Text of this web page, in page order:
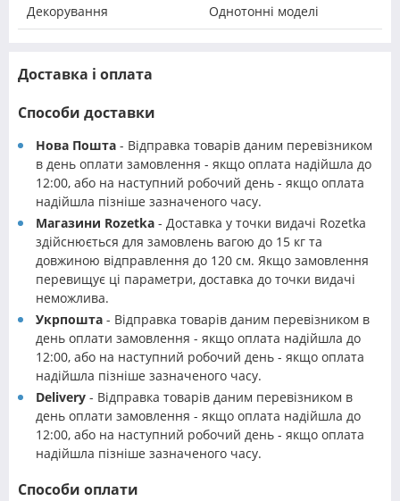
Декорування Однотонні моделі
Доставка і оплата
Способи доставки
Нова Пошта - Відправка товарів даним перевізником
в день оплати замовлення - якщо оплата надійшла до
12:00, або на наступний робочий день - якщо оплата
надійшла пізніше зазначеного часу.
Магазини Rozetka - Доставка у точки видачі Rozetka
здійснюється для замовлень вагою до 15 кг та
довжиною відправлення до 120 см. Якщо замовлення
перевищує ці параметри, доставка до точки видачі
неможлива.
Укрпошта - Відправка товарів даним перевізником в
день оплати замовлення - якщо оплата надійшла до
12:00, або на наступний робочий день - якщо оплата
надійшла пізніше зазначеного часу.
Delivery - Відправка товарів даним перевізником в
день оплати замовлення - якщо оплата надійшла до
12:00, або на наступний робочий день - якщо оплата
надійшла пізніше зазначеного часу.
Способи оплати